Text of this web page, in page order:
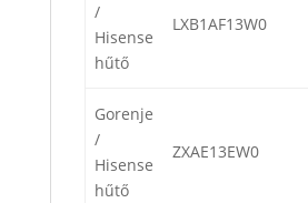
/
Hisense
hűtő
LXB1AF13W0
Gorenje
/
Hisense
hűtő
ZXAE13EW0